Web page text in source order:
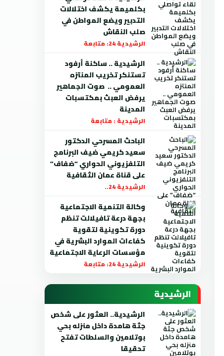
بكلميمة يكشف اختلالات
التدبير ويضع المواطن في
صلب النقاش
الرشيدية 24: متابعة
الرشيدية .. ساكنة أرفود
تستنكر تخريب المنتزه
العمومي .. صوت الجماهير
يرفض العبث بمكتسبات
المدينة
الرشيدية : متابعة
الباحث المسرحي الدكتور
سعيد كريمي ضيف البرنامج
التلفزيوني الحواري “ضفاف”
على قناة عمان الثقافية
الرشيدية 24..
وكالة التنمية الاجتماعية
بجهة درعة تافيلالت تنظم
دورة تكوينية لتقوية
كفاءات الموارد البشرية في
مؤسسات الرعاية الاجتماعية
الرشيدية 24: متابعة
الرشيدية
الرشيدية.. العثور على شخص
جثة هامدة داخل منزله بحي
بوتلامين والسلطات تفتح
تحقيقا